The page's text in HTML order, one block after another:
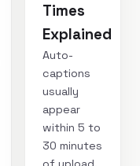
Times
Explained
Auto-
captions
usually
appear
within 5 to
30 minutes